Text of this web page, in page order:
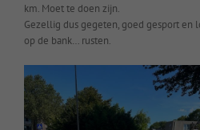
km. Moet te doen zijn.
Gezellig dus gegeten, goed gesport en
op de bank… rusten.